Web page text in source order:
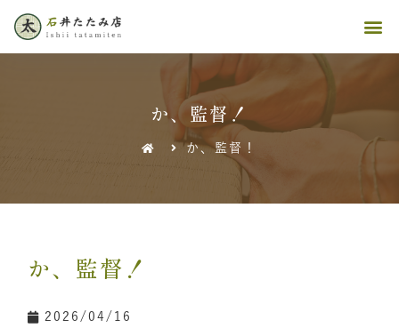
か、監督！
か、監督！
か、監督！
2026/04/16